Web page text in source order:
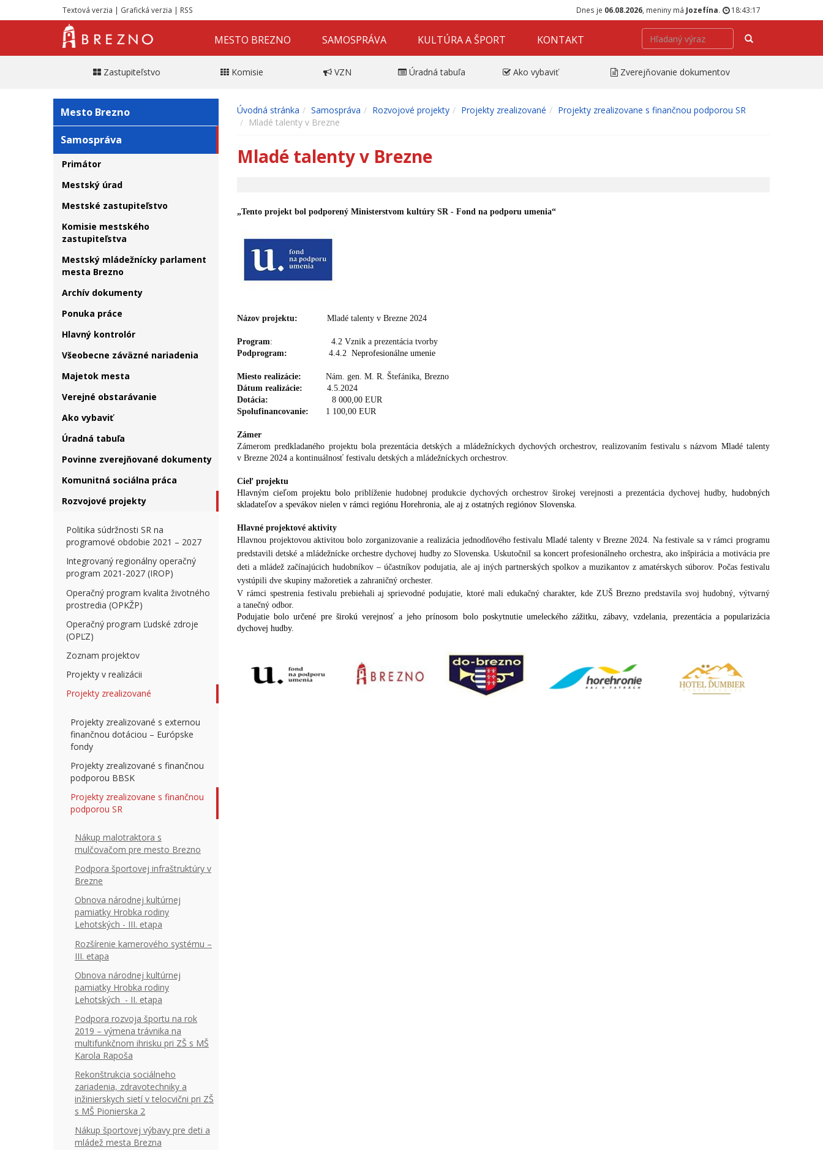
Textová verzia | Grafická verzia | RSS Dnes je 06.08.2026 , meniny má Jozefína. 18:43:18
MESTO BREZNO SAMOSPRÁVA KULTÚRA A ŠPORT KONTAKT Hľadať
Zastupiteľstvo Komisie VZN Úradná tabuľa Ako vybaviť Zverejňovanie dokumentov
Mesto Brezno
Samospráva
Primátor
Mestský úrad
Mestské zastupiteľstvo
Komisie mestského
zastupiteľstva
Mestský mládežnícky parlament
mesta Brezno
Archív dokumenty
Ponuka práce
Hlavný kontrolór
Všeobecne záväzné nariadenia
Majetok mesta
Verejné obstarávanie
Ako vybaviť
Úradná tabuľa
Povinne zverejňované dokumenty
Komunitná sociálna práca
Rozvojové projekty
Politika súdržnosti SR na
programové obdobie 2021 – 2027
Integrovaný regionálny operačný
program 2021-2027 (IROP)
Operačný program kvalita životného
prostredia (OPKŽP)
Operačný program Ľudské zdroje
(OPĽZ)
Zoznam projektov
Projekty v realizácii
Projekty zrealizované
Projekty zrealizované s externou
finančnou dotáciou – Európske
fondy
Projekty zrealizované s finančnou
podporou BBSK
Projekty zrealizovane s finančnou
podporou SR
Nákup malotraktora s
mulčovačom pre mesto Brezno
Podpora športovej infraštruktúry v
Brezne
Obnova národnej kultúrnej
pamiatky Hrobka rodiny
Lehotských - III. etapa
Rozšírenie kamerového systému –
III. etapa
Obnova národnej kultúrnej
pamiatky Hrobka rodiny
Lehotských - II. etapa
Podpora rozvoja športu na rok
2019 – výmena trávnika na
multifunkčnom ihrisku pri ZŠ s MŠ
Karola Rapoša
Rekonštrukcia sociálneho
zariadenia, zdravotechniky a
inžinierskych sietí v telocvični pri ZŠ
s MŠ Pionierska 2
Nákup športovej výbavy pre deti a
mládež mesta Brezna
Úvodná stránka Samospráva Rozvojové projekty Projekty zrealizované
Projekty zrealizovane s finančnou podporou SR
Mladé talenty v Brezne
Mladé talenty v Brezne
„Tento projekt bol podporený Ministerstvom kultúry SR - Fond na podporu umenia“
Názov projektu: Mladé talenty v Brezne 2024
Program:
4.2 Vznik a prezentácia tvorby
Podprogram:
4.4.2 Neprofesionálne umenie
Miesto realizácie:
Nám. gen. M. R. Štefánika, Brezno
Dátum realizácie:
4.5.2024
Dotácia:
8 000,00 EUR
Spolufinancovanie:
1 100,00 EUR
Zámer
Zámerom predkladaného projektu bola prezentácia detských a mládežníckych dychových orchestrov, realizovaním festivalu s názvom Mladé talenty
v Brezne 2024 a kontinuálnosť festivalu detských a mládežníckych orchestrov.
Cieľ projektu
Hlavným cieľom projektu bolo priblíženie hudobnej produkcie dychových orchestrov širokej verejnosti a prezentácia dychovej hudby,
hudobných
skladateľov a spevákov nielen v rámci regiónu Horehronia, ale aj z ostatných regiónov Slovenska.
Hlavné projektové aktivity
Hlavnou projektovou aktivitou bolo zorganizovanie a realizácia jednodňového festivalu Mladé talenty v Brezne 2024. Na festivale sa v rámci programu
predstavili detské a mládežnícke orchestre dychovej hudby zo Slovenska. Uskutočnil sa koncert profesionálneho orchestra, ako inšpirácia a motivácia pre
deti a mládež začínajúcich hudobníkov – účastníkov podujatia, ale aj iných partnerských spolkov a muzikantov z amatérskych súborov. Počas festivalu
vystúpili dve skupiny mažoretiek a zahraničný orchester.
V rámci spestrenia festivalu prebiehali aj sprievodné podujatie, ktoré mali edukačný charakter, kde ZUŠ Brezno predstavila svoj hudobný, výtvarný
a tanečný odbor.
Podujatie bolo určené pre širokú verejnosť a jeho prínosom bolo poskytnutie umeleckého zážitku, zábavy, vzdelania, prezentácia a popularizácia
dychovej hudby.